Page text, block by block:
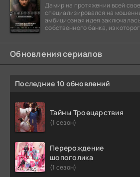
Дамир на протяжении всей
специализировался на
амбициозная идея
собственного банка, из
Обновления сериалов
Последние 10 обновлений
Тайны Троецарствия
(1 сезон)
Перерождение
шопоголика
(1 сезон)